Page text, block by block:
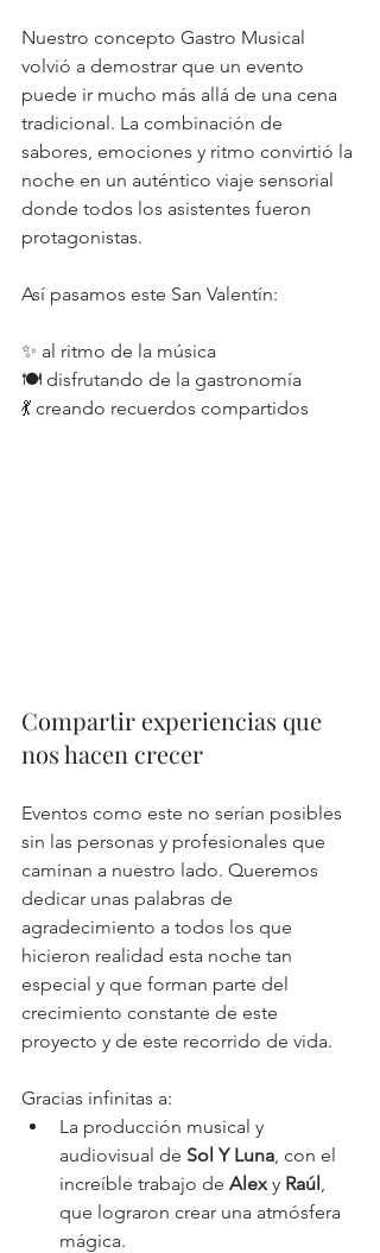
Nuestro concepto Gastro Musical
volvió a demostrar que un evento
puede ir mucho más allá de una cena
tradicional. La combinación de
sabores, emociones y ritmo convirtió la
noche en un auténtico viaje sensorial
donde todos los asistentes fueron
protagonistas.
Así pasamos este San Valentín:
✨ al ritmo de la música
🍽️ disfrutando de la gastronomía
💃 creando recuerdos compartidos
Compartir experiencias que
nos hacen crecer
Eventos como este no serían posibles
sin las personas y profesionales que
caminan a nuestro lado. Queremos
dedicar unas palabras de
agradecimiento a todos los que
hicieron realidad esta noche tan
especial y que forman parte del
crecimiento constante de este
proyecto y de este recorrido de vida.
Gracias infinitas a:
La producción musical y
audiovisual de Sol Y Luna, con el
increíble trabajo de Alex y Raúl ,
que lograron crear una atmósfera
mágica.